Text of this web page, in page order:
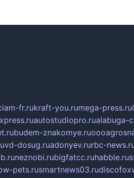
fr.rukraft-you.rumega-press.ru
autostudiopro.rualabuga-
budem-znakomye.ru
vd-dosug.ruadonyev.rurbc-
neznobi.rubigfatcc.ruhabble.ru
pets.rusmartnews03.ru